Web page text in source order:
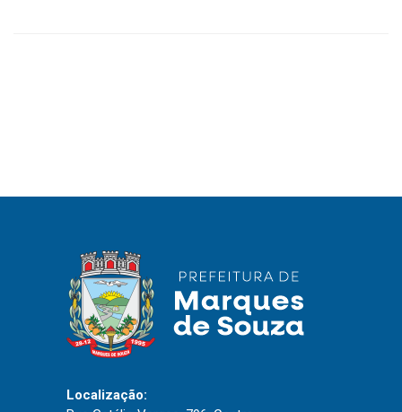
Portal do Servidor
Publicações
Diário Oficial (Novo)
Localização: